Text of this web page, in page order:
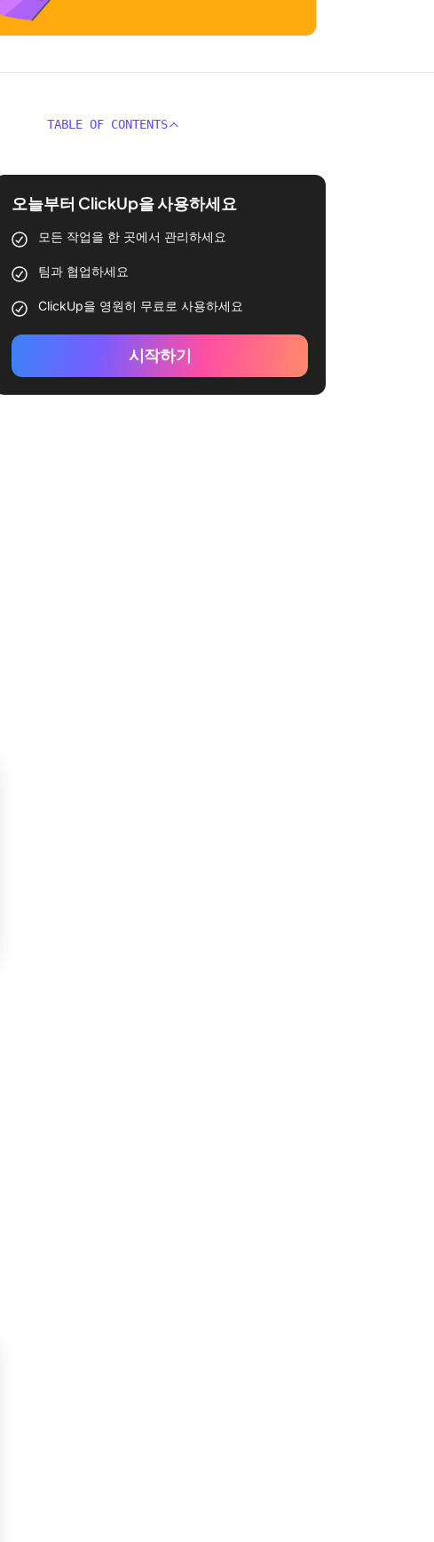
TABLE OF CONTENTS
오늘부터 ClickUp을 사용하세요
모든 작업을 한 곳에서 관리하세요
팀과 협업하세요
ClickUp을 영원히 무료로 사용하세요
시작하기